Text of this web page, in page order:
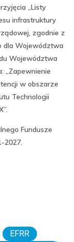
„Listy
infrastruktury
zgodnie z
dla Województwa
Województwa
„Zapewnienie
w obszarze
Technologii
Fundusze
2027.
EFRR